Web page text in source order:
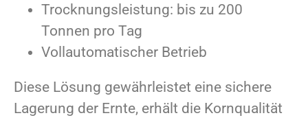
Trocknungsleistung: bis zu 200
Tonnen pro Tag
Vollautomatischer Betrieb
Diese Lösung gewährleistet eine sichere
Lagerung der Ernte, erhält die Kornqualität